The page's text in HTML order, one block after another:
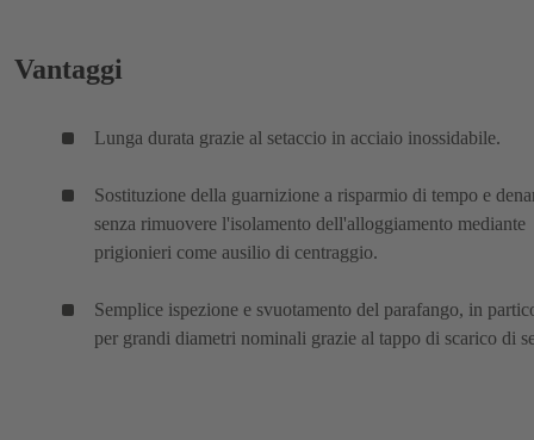
Vantaggi
Lunga durata grazie al setaccio in acciaio inossidabile.
Sostituzione della guarnizione a risparmio di tempo e
senza rimuovere l'isolamento dell'alloggiamento mediante
prigionieri come ausilio di centraggio.
Semplice ispezione e svuotamento del parafango, in
per grandi diametri nominali grazie al tappo di scarico di